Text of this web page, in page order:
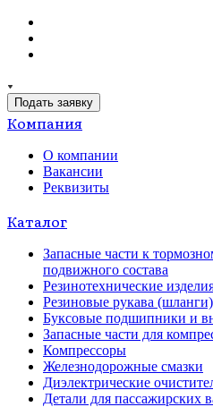
Подать заявку
Компания
О компании
Вакансии
Реквизиты
Каталог
Запасные части к
подвижного состава
Резинотехнические
Резиновые рукава (шланги)
Буксовые подшипники и
Запасные части для
Компрессоры
Железнодорожные смазки
Диэлектрические
Детали для пассажирских